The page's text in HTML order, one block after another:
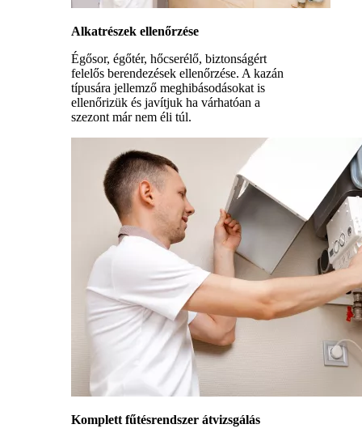
Alkatrészek ellenőrzése
Égősor, égőtér, hőcserélő, biztonságért
felelős berendezések ellenőrzése. A kazán
típusára jellemző meghibásodásokat is
ellenőrizük és javítjuk ha várhatóan a
szezont már nem éli túl.
Komplett fűtésrendszer átvizsgálás